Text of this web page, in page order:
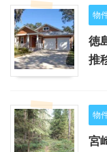
物
徳
推
物
宮